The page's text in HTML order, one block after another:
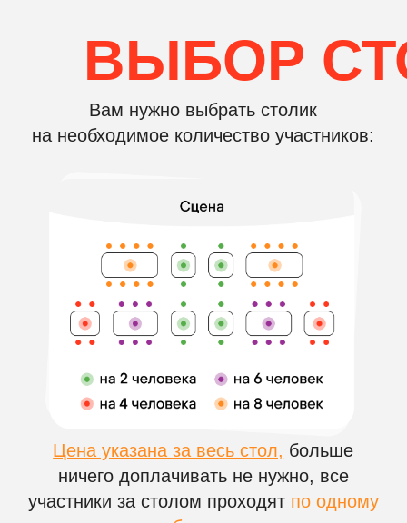
Посмотрите, как проходит
музыкальное лото!
СМОТРЕТЬ ФОТООТЧЁТ